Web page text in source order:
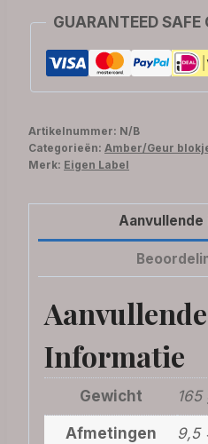
GUARANTEED SAFE
Artikelnummer: N/B
Categorieën: Amber/Geur
Merk: Eigen Label
Aanvullende
Informatie
Gewicht 165
Afmetingen 9,5